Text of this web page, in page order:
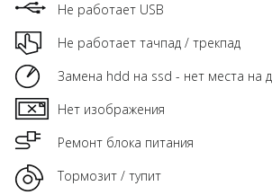
Не работает USB
Не работает тачпад / трекпад
Замена hdd на ssd - нет места на
Нет изображения
Ремонт блока питания
Тормозит / тупит